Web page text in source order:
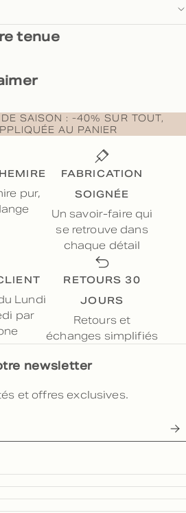
tenue
SAISON : -40% SUR TOUT,
AU PANIER
pur,
FABRICATION
SOIGNÉE
Un savoir-faire qui
se retrouve dans
chaque détail
Lundi
par
RETOURS 30
JOURS
Retours et
échanges simplifiés
newsletter
et offres exclusives.